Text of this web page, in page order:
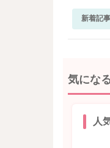
新着記
気にな
人